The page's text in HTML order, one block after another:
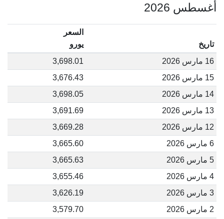
أغسطس 2026
تاريخ
السعر
يورو
16 مارس 2026
3,698.01
15 مارس 2026
3,676.43
14 مارس 2026
3,698.05
13 مارس 2026
3,691.69
12 مارس 2026
3,669.28
6 مارس 2026
3,665.60
5 مارس 2026
3,665.63
4 مارس 2026
3,655.46
3 مارس 2026
3,626.19
2 مارس 2026
3,579.70